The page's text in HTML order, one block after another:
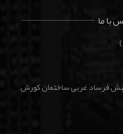
با ما
نبش فرساد غربی ساختمان کورش